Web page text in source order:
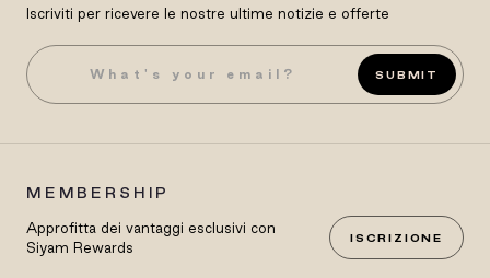
Iscriviti per ricevere le nostre ultime notizie e offerte
SUBMIT
MEMBERSHIP
Approfitta dei vantaggi esclusivi con
Siyam Rewards
ISCRIZIONE